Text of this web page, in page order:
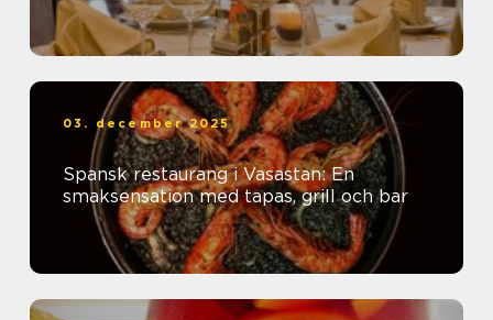
03. december 2025
Spansk restaurang i Vasastan: En
smaksensation med tapas, grill och bar